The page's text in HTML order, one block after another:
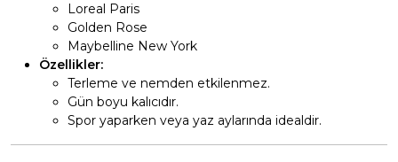
Loreal Paris
Golden Rose
Maybelline New York
Özellikler:
Terleme ve nemden etkilenmez.
Gün boyu kalıcıdır.
Spor yaparken veya yaz aylarında idealdir.